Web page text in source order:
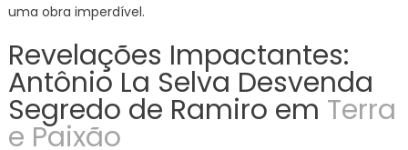
uma obra imperdível.
Revelações Impactantes:
Antônio La Selva Desvenda
Segredo de Ramiro em Terra
e Paixão